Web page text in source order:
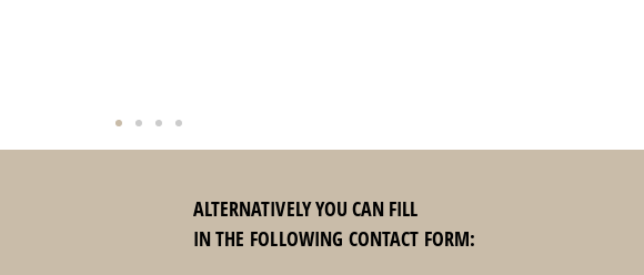
ALTERNATIVELY YOU CAN FILL
IN THE FOLLOWING CONTACT FORM: